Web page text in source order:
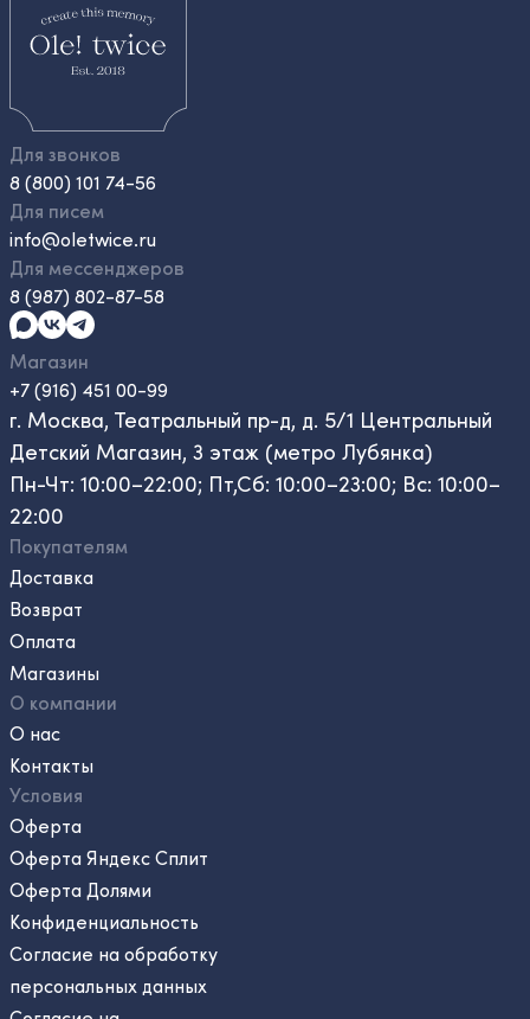
Для звонков
8 (800) 101 74-56
Для писем
info@oletwice.ru
Для мессенджеров
8 (987) 802-87-58
Магазин
+7 (916) 451 00-99
г. Москва, Театральный пр-д, д. 5/1 Центральный
Детский Магазин, 3 этаж (метро Лубянка)
Пн-Чт: 10:00–22:00; Пт,Сб: 10:00–23:00; Вс: 10:00–
22:00
Покупателям
Доставка
Возврат
Оплата
Магазины
О компании
О нас
Контакты
Условия
Оферта
Оферта Яндекс Сплит
Оферта Долями
Конфиденциальность
Согласие на обработку
персональных данных